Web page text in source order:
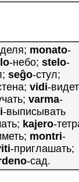
monato-
-небо; stelo-
seĝo-стул;
vidi-
varma-
-выписывать
kajero-
montri-
-приглашать;
-сад.